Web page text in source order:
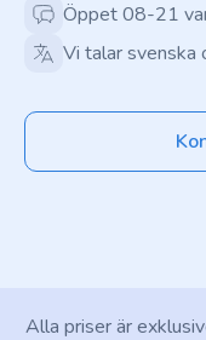
Öppet 08-21
Vi talar svenska
Alla priser är